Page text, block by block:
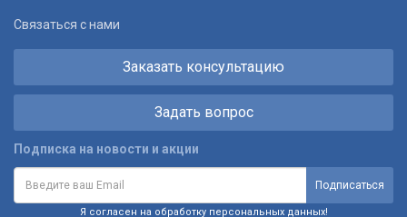
Связаться с нами
Заказать консультацию
Задать вопрос
Подписка на новости и акции
Я согласен на обработку персональных данных!